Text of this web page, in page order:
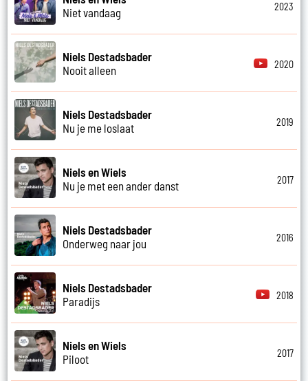
Niet vandaag
2023
Niels Destadsbader
Nooit alleen
2020
Niels Destadsbader
Nu je me loslaat
2019
Niels en Wiels
Nu je met een ander danst
2017
Niels Destadsbader
Onderweg naar jou
2016
Niels Destadsbader
Paradijs
2018
Niels en Wiels
Piloot
2017